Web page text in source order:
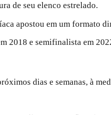
de seu elenco estrelado.
apostou em um formato
2018 e semifinalista em
dias e semanas, à